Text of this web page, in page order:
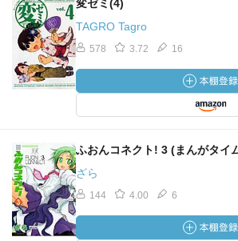
変ゼミ(4)
TAGRO Tagro
578 3.72 16
ふおんコネクト! 3 (まんがタイ
ざら
144 4.00 6